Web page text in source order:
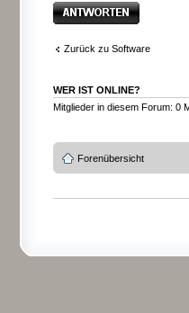
Antwort erstellen
Zurück zu Software
WER IST ONLINE?
Mitglieder in diesem Forum: 0
Forenübersicht